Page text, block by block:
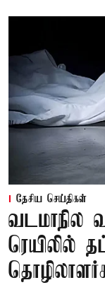
தேசிய செய்திகள்
வடமாநில
ரெயிலில்